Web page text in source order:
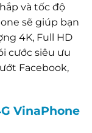
và tốc độ
sẽ giúp bạn
4K, Full HD
cước siêu ưu
Facebook,
VinaPhone